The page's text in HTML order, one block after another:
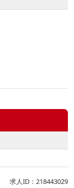
求人ID：218443029